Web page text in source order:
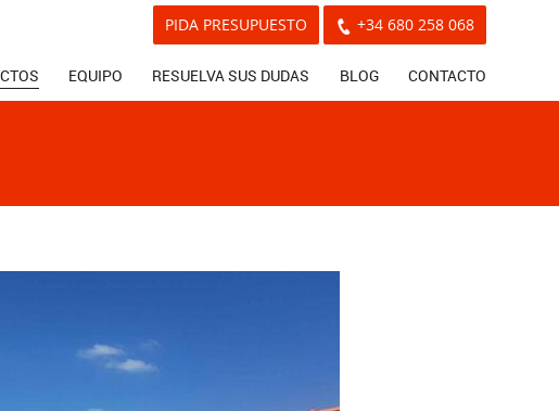
EQUIPO RESUELVA SUS DUDAS BLOG CONTACTO
PIDA PRESUPUESTO +34 680 258 068